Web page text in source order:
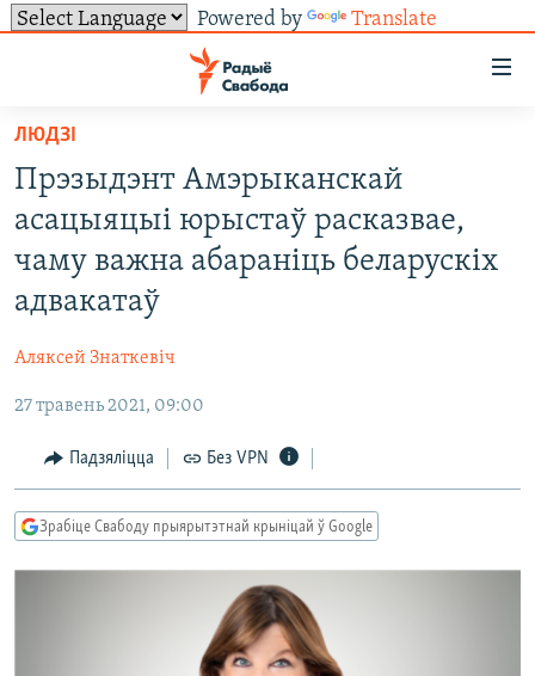
Powered by Translate
ўнівэрсальнага
доступу
Перайсьці
да
галоўнага
зьместу
Перайсьці
да
галоўнай
Перайсьці
пошуку
УСЕ НАВІНЫ
ВАЙНА
БЕЛАРУСЫ НА ВАЙНЕ
КУЛЬТУРА
ТОЛЬКІ НА СВАБОДЗЕ
КНІГІ
АЎДЫЁКНІГІ
МОВА
АБЫСЬЦІ БЛЯКАВАНЬНЕ
FACEBOOK
TWITTER
САЧЫЦЕ ЗА АБНАЎЛЕНЬНЯМІ
Усе сайты РС/РСЭ
ЛЮДЗІ
Прэзыдэнт Амэрыканскай
асацыяцыі юрыстаў расказвае,
чаму важна абараніць беларускіх
адвакатаў
Аляксей Знаткевіч
27 травень 2021, 09:00
Падзяліцца Без VPN
Зрабіце Свабоду прыярытэтнай крыніцай ў Google